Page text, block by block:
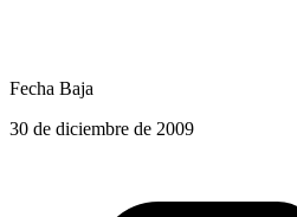
Fecha Baja
30 de diciembre de 2009